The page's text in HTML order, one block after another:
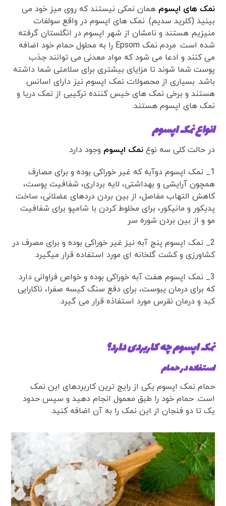
نمک های اپسوم همان نمکی نیستند که روی میز خود می
بینید (کلرید سدیم). نمک های اپسوم در واقع سولفات
منیزیم هستند و نامشان از شهر اپسوم در انگلستان گرفته
شده است. مردم نمک Epsom را به محلول حمام خود اضافه
می کنند و ادعا می شود که مواد معدنی می توانند جذب
پوست شما شوند تا مزایای بیشتری برای سلامتی شما داشته
باشد. بسیاری از محصولات نمک اپسوم نیز دارای اسانس
هستند و برخی نمک های خیس کننده ترکیبی از نمک دریا و
نمک های اپسوم هستند.
انواع نمک اپسوم
در حالت کلی سه نوعنمک اپسوم وجود دارد
1_ نمک اپسوم دوآبه که غیر خوراکی بوده و برای مصارف
همچون آرایشی و بهداشتی، لایه برداری، شفافیت پوست،
کاهش التهاب مفاصل، از بین بردن دردهای عضلانی، ساخت
پدیکور و مانیکور، برای مخلوط کردن با شامپو برای شفافیت
مو و از بین بردن شوره سر
2_ نمک اپسوم پنج آبه نیز غیر خوراکی بوده و برای مصرف در
کشاورزی و کشت گلخانه ای مورد استفاده قرار میگیرد.
3_ نمک اپسوم هفت آبه خوراکی بوده و خواص فراوانی دارد
که برای درمان یبوست، برای دفع سنگ کیسه صفرا، ناکارایی
کبد و درمان نقرس مورد استفاذه قرار می گیرد.
نمک اپسوم چه کاربردی دارد؟
استفاده در حمام
حمام نمک اپسوم یکی از رایج ترین کاربردهای این نمک
است. حمام خود را طبق معمول انجام دهید و سپس حدود
یک تا دو فنجان از این نمک را به آن اضافه کنید.